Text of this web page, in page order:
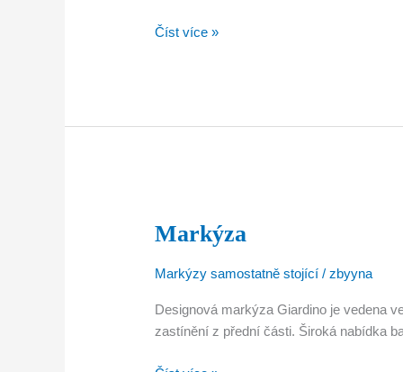
Číst více »
Markýza
Markýzy samostatně stojící /zbyyna
Designová markýza Giardino je vedena
zastínění z přední části. Široká nabídka
Markýza